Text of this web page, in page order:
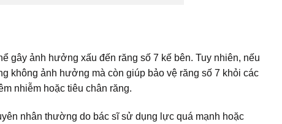
gây ảnh hưởng xấu đến răng số 7 kế bên. Tuy nhiên, nếu
không ảnh hưởng mà còn giúp bảo vệ răng số 7 khỏi các
nhiễm hoặc tiêu chân răng.
nhân thường do bác sĩ sử dụng lực quá mạnh hoặc